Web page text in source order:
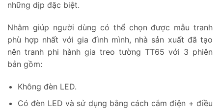
những dịp đặc biệt.
Nhằm giúp người dùng có thể chọn được mẫu tranh
phù hợp nhất với gia đình mình, nhà sản xuất đã tạo
nên tranh phi hành gia treo tường TT65 với 3 phiên
bản gồm:
Không đèn LED.
Có đèn LED và sử dụng bằng cách cắm điện + điều